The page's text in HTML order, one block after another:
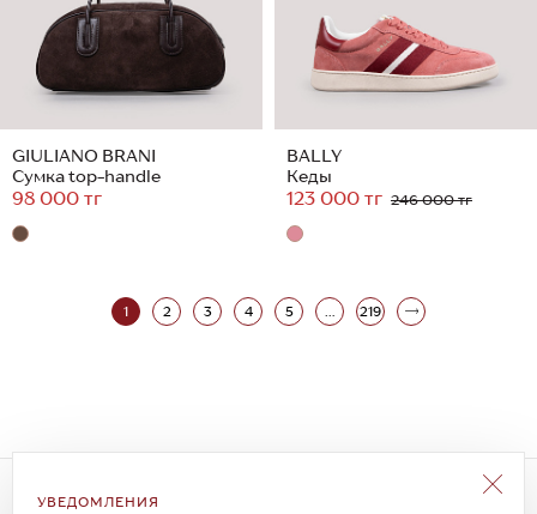
GIULIANO BRANI
Сумка top-handle
98 000 тг
BALLY
Кеды
123 000 тг 246 000 тг
1 2 3 4 5 ... 219
УВЕДОМЛЕНИЯ
Подписаться на рассылку